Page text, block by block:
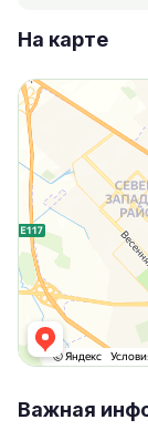
На карте
Важная